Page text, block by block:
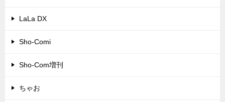
LaLa DX
Sho-Comi
Sho-Com増刊
ちゃお